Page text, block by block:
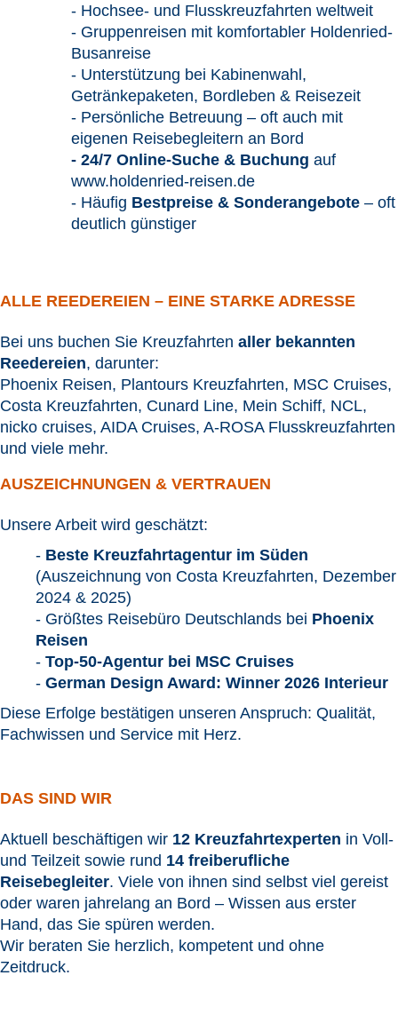
- Hochsee- und Flusskreuzfahrten weltweit
- Gruppenreisen mit komfortabler Holdenried-
Busanreise
- Unterstützung bei Kabinenwahl,
Getränkepaketen, Bordleben & Reisezeit
- Persönliche Betreuung – oft auch mit
eigenen Reisebegleitern an Bord
- 24/7 Online-Suche & Buchung auf
www.holdenried-reisen.de
- Häufig Bestpreise & Sonderangebote – oft
deutlich günstiger
ALLE REEDEREIEN – EINE STARKE ADRESSE
Bei uns buchen Sie Kreuzfahrten aller bekannten
Reedereien, darunter:
Phoenix Reisen, Plantours Kreuzfahrten, MSC Cruises,
Costa Kreuzfahrten, Cunard Line, Mein Schiff, NCL,
nicko cruises, AIDA Cruises, A-ROSA Flusskreuzfahrten
und viele mehr.
AUSZEICHNUNGEN & VERTRAUEN
Unsere Arbeit wird geschätzt:
- Beste Kreuzfahrtagentur im Süden
(Auszeichnung von Costa Kreuzfahrten, Dezember
2024 & 2025)
- Größtes Reisebüro Deutschlands bei Phoenix
Reisen
- Top-50-Agentur bei MSC Cruises
- German Design Award: Winner 2026 Interieur
Diese Erfolge bestätigen unseren Anspruch: Qualität,
Fachwissen und Service mit Herz.
DAS SIND WIR
Aktuell beschäftigen wir 12 Kreuzfahrtexperten in Voll-
und Teilzeit sowie rund 14 freiberufliche
Reisebegleiter. Viele von ihnen sind selbst viel gereist
oder waren jahrelang an Bord – Wissen aus erster
Hand, das Sie spüren werden.
Wir beraten Sie herzlich, kompetent und ohne
Zeitdruck.